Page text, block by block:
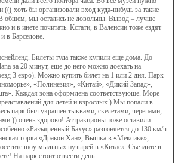
((( хоть бы организовали вход куда-нибудь за такие
общем, мы остались не довольны. Вывод – лучше
и в инете почитать. Кстати, в Валенсии тоже ездят
в Барселоне.
Билеты туда также купили еще дома. До
за 20 минут, еще до него можно доехать на
3 евро). Можно купить билет на 1 или 2 дня. Парк
«Полинезия», «Китай», «Дикий Запад»,
Каждая зона оформлена соответствующе. Море
для детей и взрослых ) Мы попали в
парк был украшен тыквами, скелетами, черепами,
)) очень здорово! Аттракционы тоже оставили
«Разъяренный Бахус» разгоняется до 130 км/ч
горка «Дракон Хан», Вышка в «Мексике»,
шоу мыльных пузырей в «Китае». Съездите в
На парк стоит отвести день.